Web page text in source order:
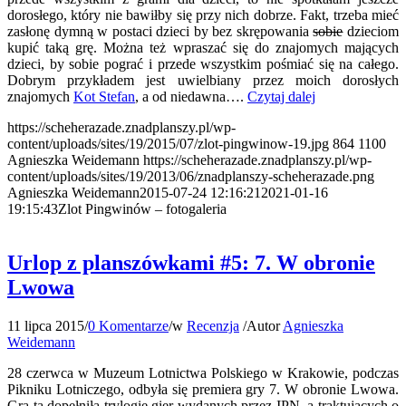
dorosłego, który nie bawiłby się przy nich dobrze. Fakt, trzeba mieć
zasłonę dymną w postaci dzieci by bez skrępowaniasobiedzieciom
kupić taką grę. Można też wpraszać się do znajomych mających
dzieci, by sobie pograć i przede wszystkim pośmiać się na całego.
Dobrym przykładem jest uwielbiany przez moich dorosłych
znajomych Kot Stefan, a od niedawna…. Czytaj dalej
https://scheherazade.znadplanszy.pl/wp-
content/uploads/sites/19/2015/07/zlot-pingwinow-19.jpg 864 1100
Agnieszka Weidemann https://scheherazade.znadplanszy.pl/wp-
content/uploads/sites/19/2013/06/znadplanszy-scheherazade.png
Agnieszka Weidemann2015-07-24 12:16:21 2021-01-16
19:15:43Zlot Pingwinów – fotogaleria
Urlop z planszówkami #5: 7. W obronie
Lwowa
11 lipca 2015/0 Komentarze/w Recenzja /AutorAgnieszka
Weidemann
28 czerwca w Muzeum Lotnictwa Polskiego w Krakowie, podczas
Pikniku Lotniczego, odbyła się premiera gry 7. W obronie Lwowa.